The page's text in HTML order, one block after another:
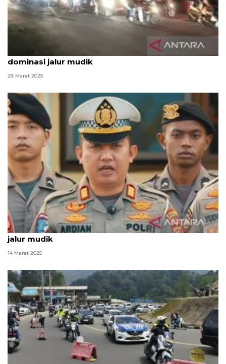
H-3 Lebaran pemudik dengan sepeda motor
dominasi jalur mudik
28 Maret 2025
Polres Cianjur tak rekomendasikan Puncak II untuk
jalur mudik
14 Maret 2025